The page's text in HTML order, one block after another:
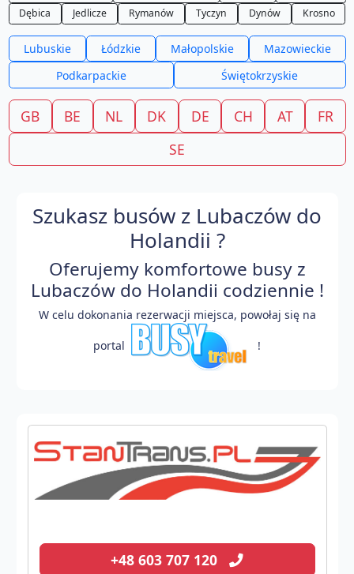
Dębica
Jedlicze Rymanów Tyczyn Dynów Krosno
Lubuskie Łódzkie Małopolskie
Mazowieckie
Podkarpackie
Świętokrzyskie
GB BE NL DK DE CH AT
FR
SE
Szukasz busów z Lubaczów do
Holandii ?
Oferujemy komfortowe busy z
Lubaczów do Holandii codziennie !
W celu dokonania rezerwacji miejsca, powołaj się na
portal !
+48 603 707 120